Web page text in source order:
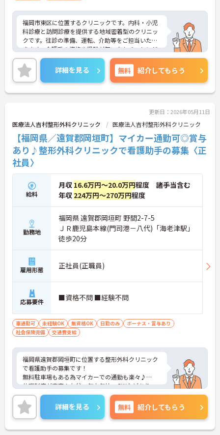
福岡市東区に位置するクリニックです。内科・小児
科診療と訪問診療を提供する地域密着型のクリニッ
クです。往診の準備、運転、介助等をご担当いただ
きます。介護系の資格や経験が無い方もチャレンジ
OK！日勤のみのご勤務ですので、生活リズムを整え
やすく無理なくご勤務いただけます♪ご興味のある
方には、面接対策ポイントなど、さらに詳細をお話
ししますのでお気軽にご相談ください！
詳細を見る 無料 紹介してもらう
更新日：2026年05月11日
医療法人吉村整形外科クリニック 医療法人吉村整形外科クリニック
【福岡県／遠賀郡岡垣町】マイカー通勤可◎賞与
あり♪整形外科クリニックで看護助手の募集〈正
社員〉
給料
月収 16.6万円～20.0万円程度 諸手当含む
年収 224万円～270万円程度
勤務地
福岡県 遠賀郡岡垣町 野間2-7-5
ＪＲ鹿児島本線(門司港－八代)「海老津駅」
徒歩20分
雇用形態 正社員(正職員)
応募要件 ■資格不問 ■経験不問
車通勤可 未経験OK 無資格OK 日勤のみ
ボーナス・賞与あり
社会保険完備
交通費支給
福岡県遠賀郡岡垣町に位置する整形外科クリニック
で看護助手の募集です！
無料駐車場もある為マイカーでの通勤も楽々♪
休暇制度が充実！お盆、年末年始、GWなどあり、
プライベートとの両立を目指す方におすすめの環境
です！賞与制度があり、頑張りが評価されてしっか
りと還元されます。丁寧な研修とフォロー体制で、
経験に関わらず安心してスタートできます。
こちらの求人にご興味がございましたら面接のポイ
詳細を見る 無料 紹介してもらう